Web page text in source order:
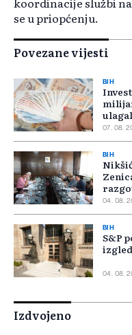
se u priopćenju.
Povezane vijesti
BIH
07. 08.
BIH
04. 08.
BIH
S&P
04. 08.
Izdvojeno